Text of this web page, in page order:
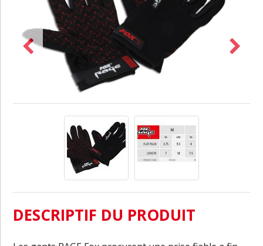
DESCRIPTIF DU PRODUIT